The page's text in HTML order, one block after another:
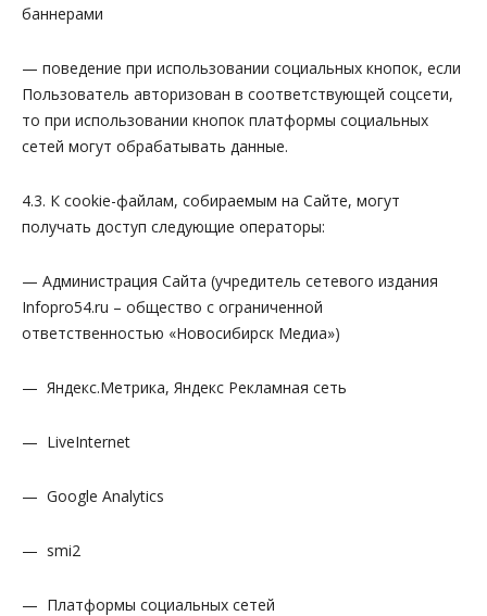
баннерами
— поведение при использовании социальных кнопок, если
Пользователь авторизован в соответствующей соцсети,
то при использовании кнопок платформы социальных
сетей могут обрабатывать данные.
4.3. К cookie-файлам, собираемым на Сайте, могут
получать доступ следующие операторы:
— Администрация Сайта (учредитель сетевого издания
Infopro54.ru – общество с ограниченной
ответственностью «Новосибирск Медиа»)
— Яндекс.Метрика, Яндекс Рекламная сеть
— LiveInternet
— Google Analytics
— smi2
— Платформы социальных сетей